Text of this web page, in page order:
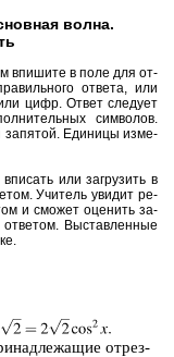
волна.
впи­ши­те в поле для от­
от­ве­та, или
цифр. Ответ сле­ду­ет
сим­во­лов.
за­пя­той. Еди­ни­цы из­ме­
или за­гру­зить в
Учи­тель уви­дит ре­
и смо­жет оце­нить за­
Вы­став­лен­ные
от­рез­